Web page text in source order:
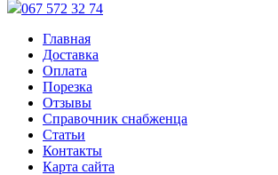
067 572 32 74
Главная
Доставка
Оплата
Порезка
Отзывы
Справочник снабженца
Статьи
Контакты
Карта сайта